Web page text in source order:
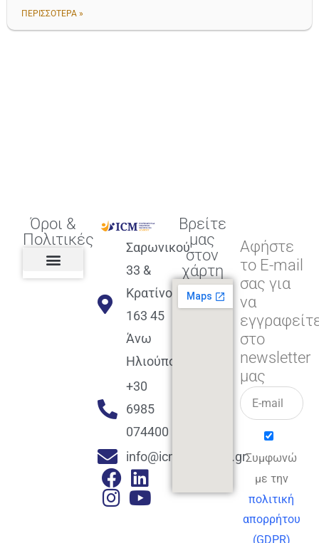
ΠΕΡΙΣΣΟΤΕΡΑ »
Όροι &
Πολιτικές
Σαρωνικού
33 &
Κρατίνου
163 45
Άνω
Ηλιούπολη
+30
6985
074400
info@icmacademy.gr
Βρείτε
μας
στον
χάρτη
Αφήστε
το E-mail
σας για
να
στο
newsletter
μας
Συμφωνώ
με την
πολιτική
απορρήτου
(GDPR)